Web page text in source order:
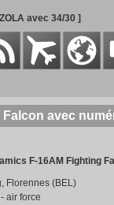
avec 34/30 ]
avec
F-16AM Fighting
Florennes (BEL)
air force